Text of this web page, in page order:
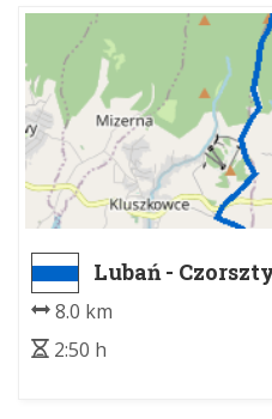
Lubań -
8.0 km
2:50 h